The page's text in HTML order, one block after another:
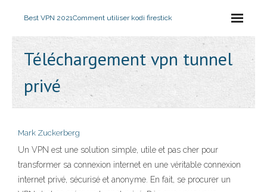
Best VPN 2021Comment utiliser kodi firestick
Téléchargement vpn tunnel
privé
Mark Zuckerberg
Un VPN est une solution simple, utile et pas cher pour
transformer sa connexion internet en une véritable connexion
internet privé, sécurisé et anonyme. En fait, se procurer un